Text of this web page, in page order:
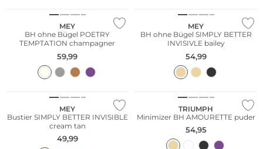
MEY
BH ohne Bügel POETRY
TEMPTATION champagner
59,99
MEY
BH ohne Bügel SIMPLY BETTER
INVISIVLE bailey
54,99
MEY
Bustier SIMPLY BETTER INVISIBLE
cream tan
49,99
TRIUMPH
Minimizer BH AMOURETTE puder
54,95